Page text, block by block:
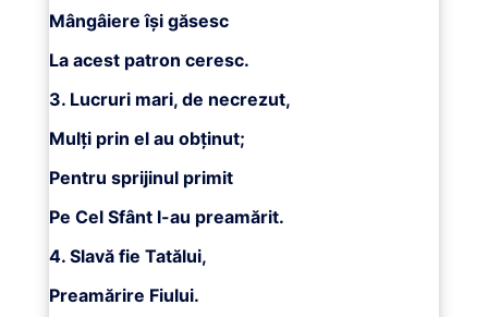
Mângâiere îşi găsesc
La acest patron ceresc.
3. Lucruri mari, de necrezut,
Mulţi prin el au obţinut;
Pentru sprijinul primit
Pe Cel Sfânt l-au preamărit.
4. Slavă fie Tatălui,
Preamărire Fiului.